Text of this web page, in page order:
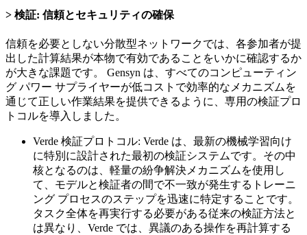
検証: 信頼とセキュリティの確保
信頼を必要としない分散型ネットワークでは、各参加者が提
出した計算結果が本物で有効であることをいかに確認するか
が大きな課題です。 Gensyn は、すべてのコンピューティン
グ パワー サプライヤーが低コストで効率的なメカニズムを
通じて正しい作業結果を提供できるように、専用の検証プロ
トコルを導入しました。
Verde 検証プロトコル: Verde は、最新の機械学習向け
に特別に設計された最初の検証システムです。その中
核となるのは、軽量の紛争解決メカニズムを使用し
て、モデルと検証者の間で不一致が発生するトレーニ
ング プロセスのステップを迅速に特定することです。
タスク全体を再実行する必要がある従来の検証方法と
は異なり、Verde では、異議のある操作を再計算する